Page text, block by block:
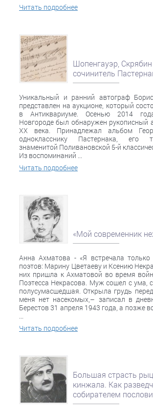
Читать подробнее
Шопенгауэр,
сочинитель
Уникальный и ранний автограф
представлен на аукционе, который
в Антиквариуме. Осенью 2014
Новгороде был обнаружен рукописный
ХХ века. Принадлежал альбом
однокласснику Пастернака, его
знаменитой Поливановской 5-й
Из воспоминаний ...
Читать подробнее
«Мой современник
Анна Ахматова - «Я встречала
поэтов: Марину Цветаеву и Ксению
них пришла к Ахматовой во время
Поэтесса Некрасова. Муж сошел с ума,
полусумасшедшая. Открыла грудь
меня нет насекомых,– записал в
Берестов 31 апреля 1943 года, а позже
...
Читать подробнее
Большая страсть
кинжала. Как
собирателем